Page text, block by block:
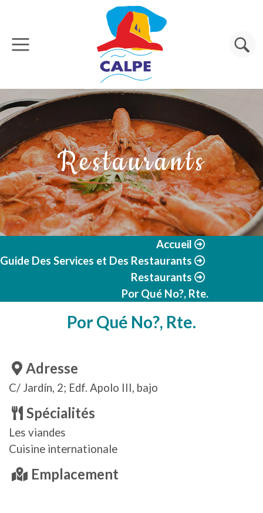
Aller au contenu principal
Rechercher
Restaurants
Accueil
Guide Des Services et Des Restaurants
Restaurants
Por Qué No?, Rte.
Por Qué No?, Rte.
Adresse
C/ Jardín, 2; Edf. Apolo III, bajo
Spécialités
Les viandes
Cuisine internationale
Emplacement